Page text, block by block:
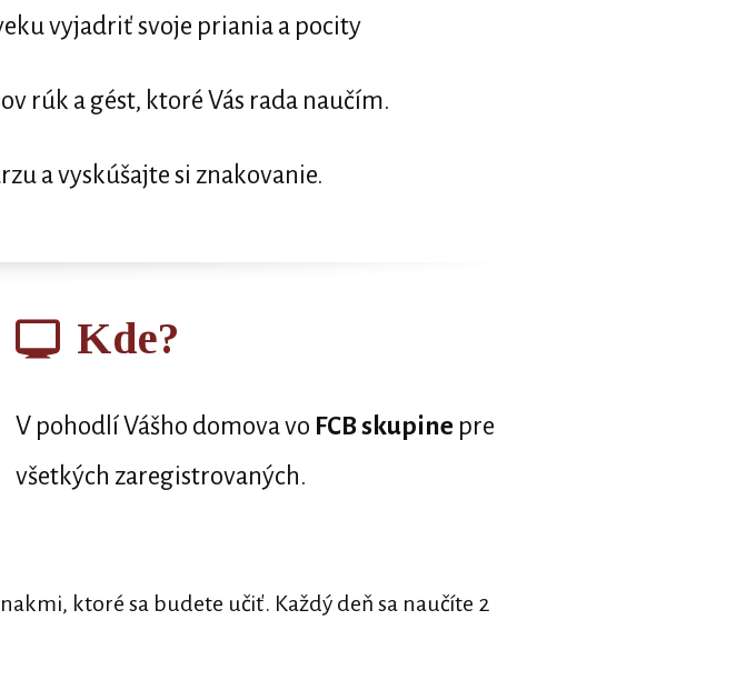
vyjadriť svoje priania a pocity
rúk a gést, ktoré Vás rada naučím.
a vyskúšajte si znakovanie.
Kde?
V pohodlí Vášho domova vo FCB skupine pre
všetkých zaregistrovaných.
ktoré sa budete učiť. Každý deň sa naučíte 2